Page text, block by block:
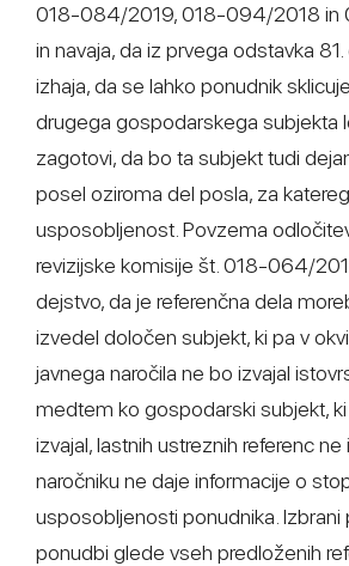
018-084/2019, 018-094/2018 in
in navaja, da iz prvega odstavka
izhaja, da se lahko ponudnik
drugega gospodarskega subjekta
zagotovi, da bo ta subjekt tudi
posel oziroma del posla, za
usposobljenost. Povzema
revizijske komisije št. 018-064/
dejstvo, da je referenčna dela
izvedel določen subjekt, ki pa v
javnega naročila ne bo izvajal
medtem ko gospodarski subjekt, ki
izvajal, lastnih ustreznih referenc ne
naročniku ne daje informacije o
usposobljenosti ponudnika. Izbrani
ponudbi glede vseh predloženih